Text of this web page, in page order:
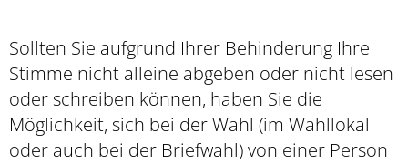
Sollten Sie aufgrund Ihrer Behinderung Ihre
Stimme nicht alleine abgeben oder nicht lesen
oder schreiben können, haben Sie die
Möglichkeit, sich bei der Wahl (im Wahllokal
oder auch bei der Briefwahl) von einer Person